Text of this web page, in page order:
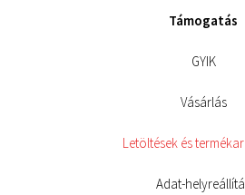
Támogatás
GYIK
Vásárlás
Letöltések és
Adat-